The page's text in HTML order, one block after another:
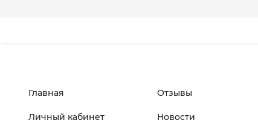
Главная
Личный кабинет
Отзывы
Новости